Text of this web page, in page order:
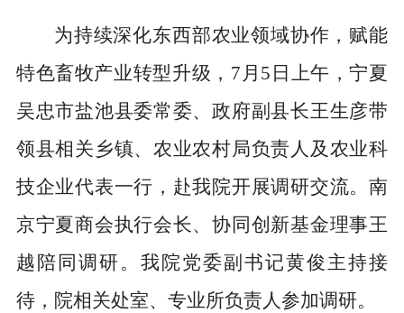
为持续深化东西部农业领域协作，赋能
特色畜牧产业转型升级，7月5日上午，宁夏
吴忠市盐池县委常委、政府副县长王生彦带
领县相关乡镇、农业农村局负责人及农业科
技企业代表一行，赴我院开展调研交流。南
京宁夏商会执行会长、协同创新基金理事王
越陪同调研。我院党委副书记黄俊主持接
待，院相关处室、专业所负责人参加调研。